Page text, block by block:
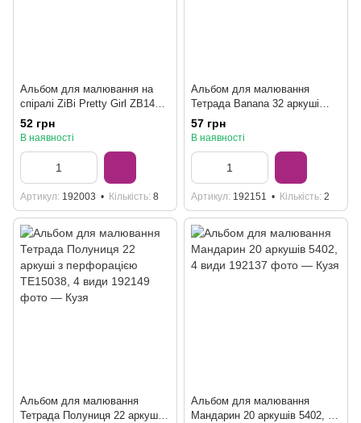
Альбом для малювання на
спіралі ZiBi Pretty Girl ZB1443-
08, 20 аркушів
52 грн
В наявності
Артикул 192003 Кількість 8
Альбом для малювання
Тетрада Banana 32 аркуші
ТЕ15126, 4 види
57 грн
В наявності
Артикул 192151 Кількість 2
Альбом для малювання
Тетрада Полуниця 22 аркуші з
Альбом для малювання
Мандарин 20 аркушів 5402, 4